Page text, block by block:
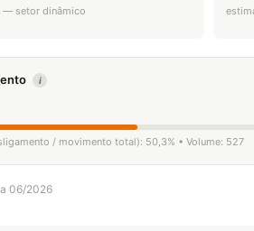
— setor dinâmico
i
/ movimento total): 50,3% • Volume: 527
06/2026